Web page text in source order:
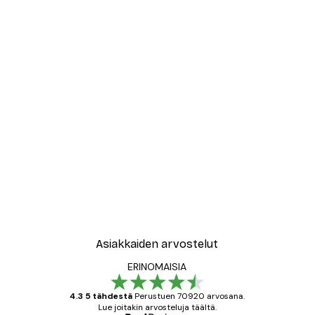
Asiakkaiden arvostelut
ERINOMAISIA
4.3 5 tähdestäPerustuen 70920 arvosana.
Lue joitakin arvosteluja täältä.